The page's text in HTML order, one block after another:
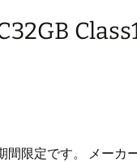
限定です。 メーカ